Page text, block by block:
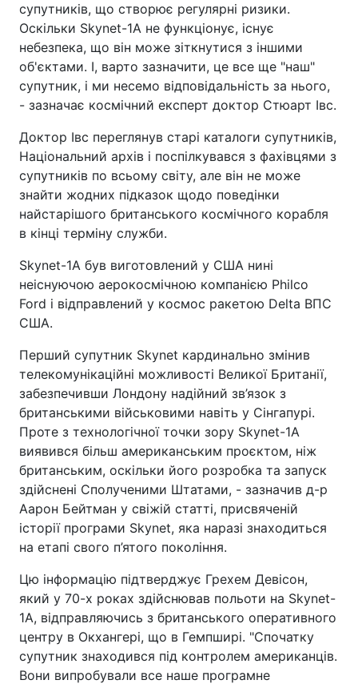
супутників, що створює регулярні ризики.
Оскільки Skynet-1A не функціонує, існує
небезпека, що він може зіткнутися з іншими
об'єктами. І, варто зазначити, це все ще "наш"
супутник, і ми несемо відповідальність за нього,
- зазначає космічний експерт доктор Стюарт Івс.
Доктор Івс переглянув старі каталоги супутників,
Національний архів і поспілкувався з фахівцями з
супутників по всьому світу, але він не може
знайти жодних підказок щодо поведінки
найстарішого британського космічного корабля
в кінці терміну служби.
Skynet-1A був виготовлений у США нині
неіснуючою аерокосмічною компанією Philco
Ford і відправлений у космос ракетою Delta ВПС
США.
Перший супутник Skynet кардинально змінив
телекомунікаційні можливості Великої Британії,
забезпечивши Лондону надійний зв’язок з
британськими військовими навіть у Сінгапурі.
Проте з технологічної точки зору Skynet-1A
виявився більш американським проєктом, ніж
британським, оскільки його розробка та запуск
здійснені Сполученими Штатами, - зазначив д-р
Аарон Бейтман у свіжій статті, присвяченій
історії програми Skynet, яка наразі знаходиться
на етапі свого п’ятого покоління.
Цю інформацію підтверджує Грехем Девісон,
який у 70-х роках здійснював польоти на Skynet-
1A, відправляючись з британського оперативного
центру в Окхангері, що в Гемпширі. "Спочатку
супутник знаходився під контролем американців.
Вони випробували все наше програмне